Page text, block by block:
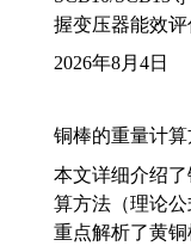
握变压器能效评
2026年8月4日
铜棒的重量计
本文详细介绍
算方法（理论公
重点解析了黄铜